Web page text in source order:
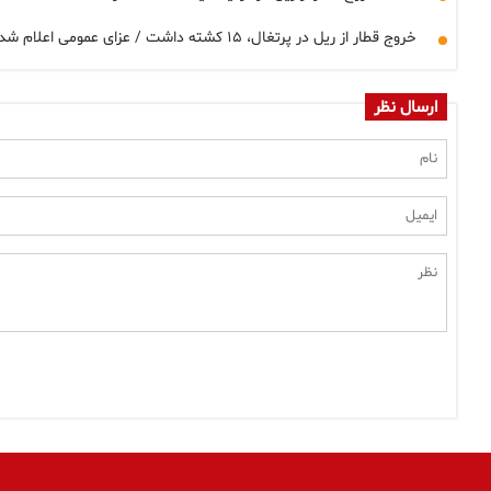
خروج قطار از ریل در پرتغال، ۱۵ کشته داشت / عزای عمومی اعلام شد
ارسال نظر